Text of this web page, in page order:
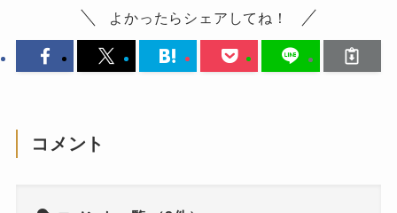
よかったらシェアしてね！
コメント